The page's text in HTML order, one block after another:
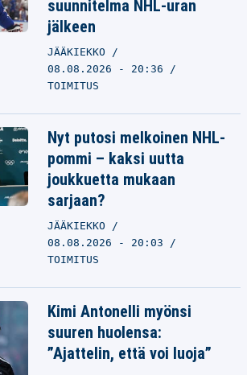
suunnitelma NHL-uran
jälkeen
JÄÄKIEKKO
08.08.2026 - 20:36
TOIMITUS
Nyt putosi melkoinen NHL-
pommi – kaksi uutta
joukkuetta mukaan
sarjaan?
JÄÄKIEKKO
08.08.2026 - 20:03
TOIMITUS
Kimi Antonelli myönsi
suuren huolensa:
”Ajattelin, että voi luoja”